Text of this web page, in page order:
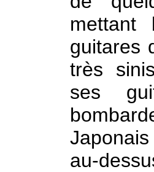
mettant
guitares
très
ses
au-